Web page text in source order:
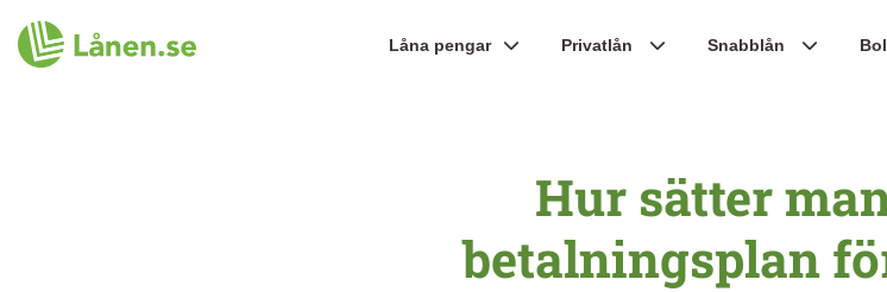
Låna pengar Privatlån Snabblån
Hur sätter
betalningsplan